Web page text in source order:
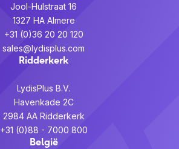
Jool-Hulstraat 16
1327 HA Almere
+31 (0)36 20 20 120
sales@lydisplus.com
Ridderkerk
LydisPlus B.V.
Havenkade 2C
2984 AA Ridderkerk
+31 (0)88 - 7000 800
België